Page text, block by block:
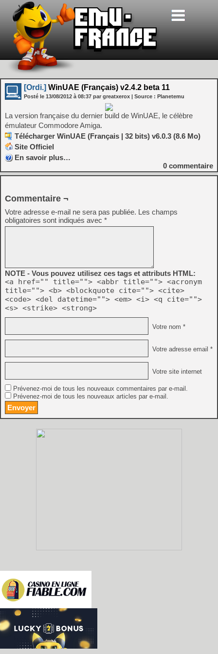
[Ordi.] WinUAE (Français) v2.4.2 beta 11
Posté le 13/08/2012 à 08:37 par greatxerox | Source : Planetemu
La version française du dernier build de WinUAE, le célèbre
émulateur Commodore Amiga.
Télécharger WinUAE (Français | 32 bits) v6.0.3 (8.6 Mo)
Site Officiel
En savoir plus…
0 commentaire
Commentaire ¬
Votre adresse e-mail ne sera pas publiée. Les champs
obligatoires sont indiqués avec *
NOTE - Vous pouvez utilisez ces tags et attributs HTML:
<a href="" title=""> <abbr title=""> <acronym
title=""> <b> <blockquote cite=""> <cite>
<code> <del datetime=""> <em> <i> <q cite="">
<s> <strike> <strong>
Votre nom *
Votre adresse email *
Votre site internet
Prévenez-moi de tous les nouveaux commentaires par e-mail.
Prévenez-moi de tous les nouveaux articles par e-mail.